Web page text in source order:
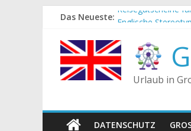
Zum
springen
Das Neueste: Reisegutscheine
Die Unterschiede
Staatsoberhaupt
Tea-Time – Was
Urlaub in
DATENSCHUTZ